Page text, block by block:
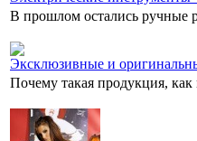
В прошлом остались ручные
Эксклюзивные и
Почему такая продукция,